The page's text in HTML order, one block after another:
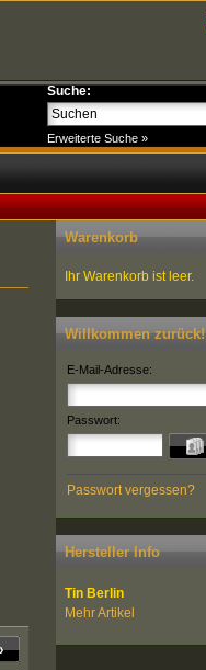
Suche:
Erweiterte Suche »
Warenkorb
Ihr Warenkorb ist leer.
Willkommen zurück!
E-Mail-Adresse:
Passwort:
Passwort vergessen?
Hersteller Info
Tin Berlin
Mehr Artikel